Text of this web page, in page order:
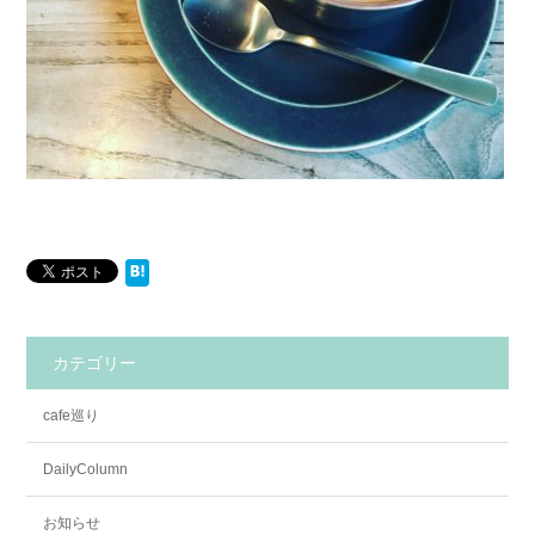
カテゴリー
cafe巡り
DailyColumn
お知らせ